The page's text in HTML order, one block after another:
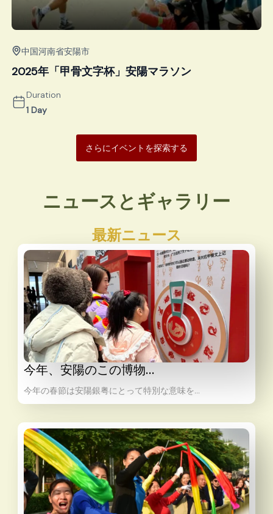
中国河南省安陽市
2025年「甲骨文字杯」安陽マラソン
Duration
1 Day
さらにイベントを探索する
ニュースとギャラリー
最新ニュース
今年、安陽のこの博物…
今年の春節は安陽銀粤にとって特別な意味を…